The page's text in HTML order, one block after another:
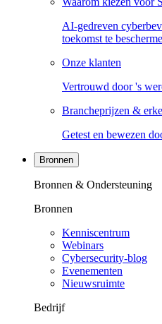
AI-gedreven
toekomst te
Onze klanten
Vertrouwd door 's
Brancheprijzen &
Getest en bewezen
Bronnen
Bronnen & Ondersteuning
Bronnen
Kenniscentrum
Webinars
Cybersecurity-blog
Evenementen
Nieuwsruimte
Bedrijf